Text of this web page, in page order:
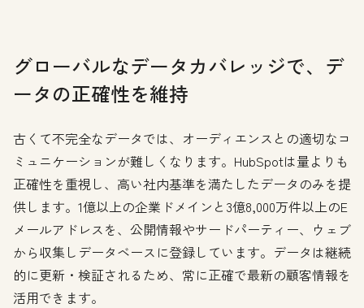
グローバルなデータカバレッジで、デ
ータの正確性を維持
古くて不完全なデータでは、オーディエンスとの適切なコ
ミュニケーションが難しくなります。HubSpotは量よりも
正確性を重視し、高い社内基準を満たしたデータのみを提
供します。1億以上の企業ドメインと3億8,000万件以上のE
メールアドレスを、公開情報やサードパーティー、ウェブ
から収集しデータベースに登録しています。データは継続
的に更新・検証されるため、常に正確で最新の顧客情報を
活用できます。